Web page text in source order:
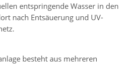
entspringende Wasser in den
nach Entsäuerung und UV-
besteht aus mehreren